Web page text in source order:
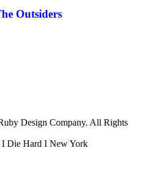
Outsiders
Design Company. All Rights
I Die Hard I New York